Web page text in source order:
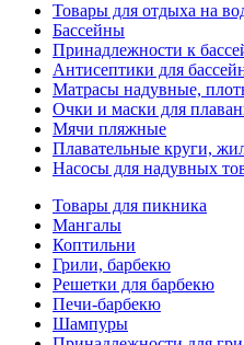
Товары для отдыха на
Бассейны
Принадлежности к
Антисептики для
Матраcы надувные,
Очки и маски для
Мячи пляжные
Плавательные круги,
Насосы для надувных
Товары для пикника
Мангалы
Коптильни
Грили, барбекю
Решетки для барбекю
Печи-барбекю
Шампуры